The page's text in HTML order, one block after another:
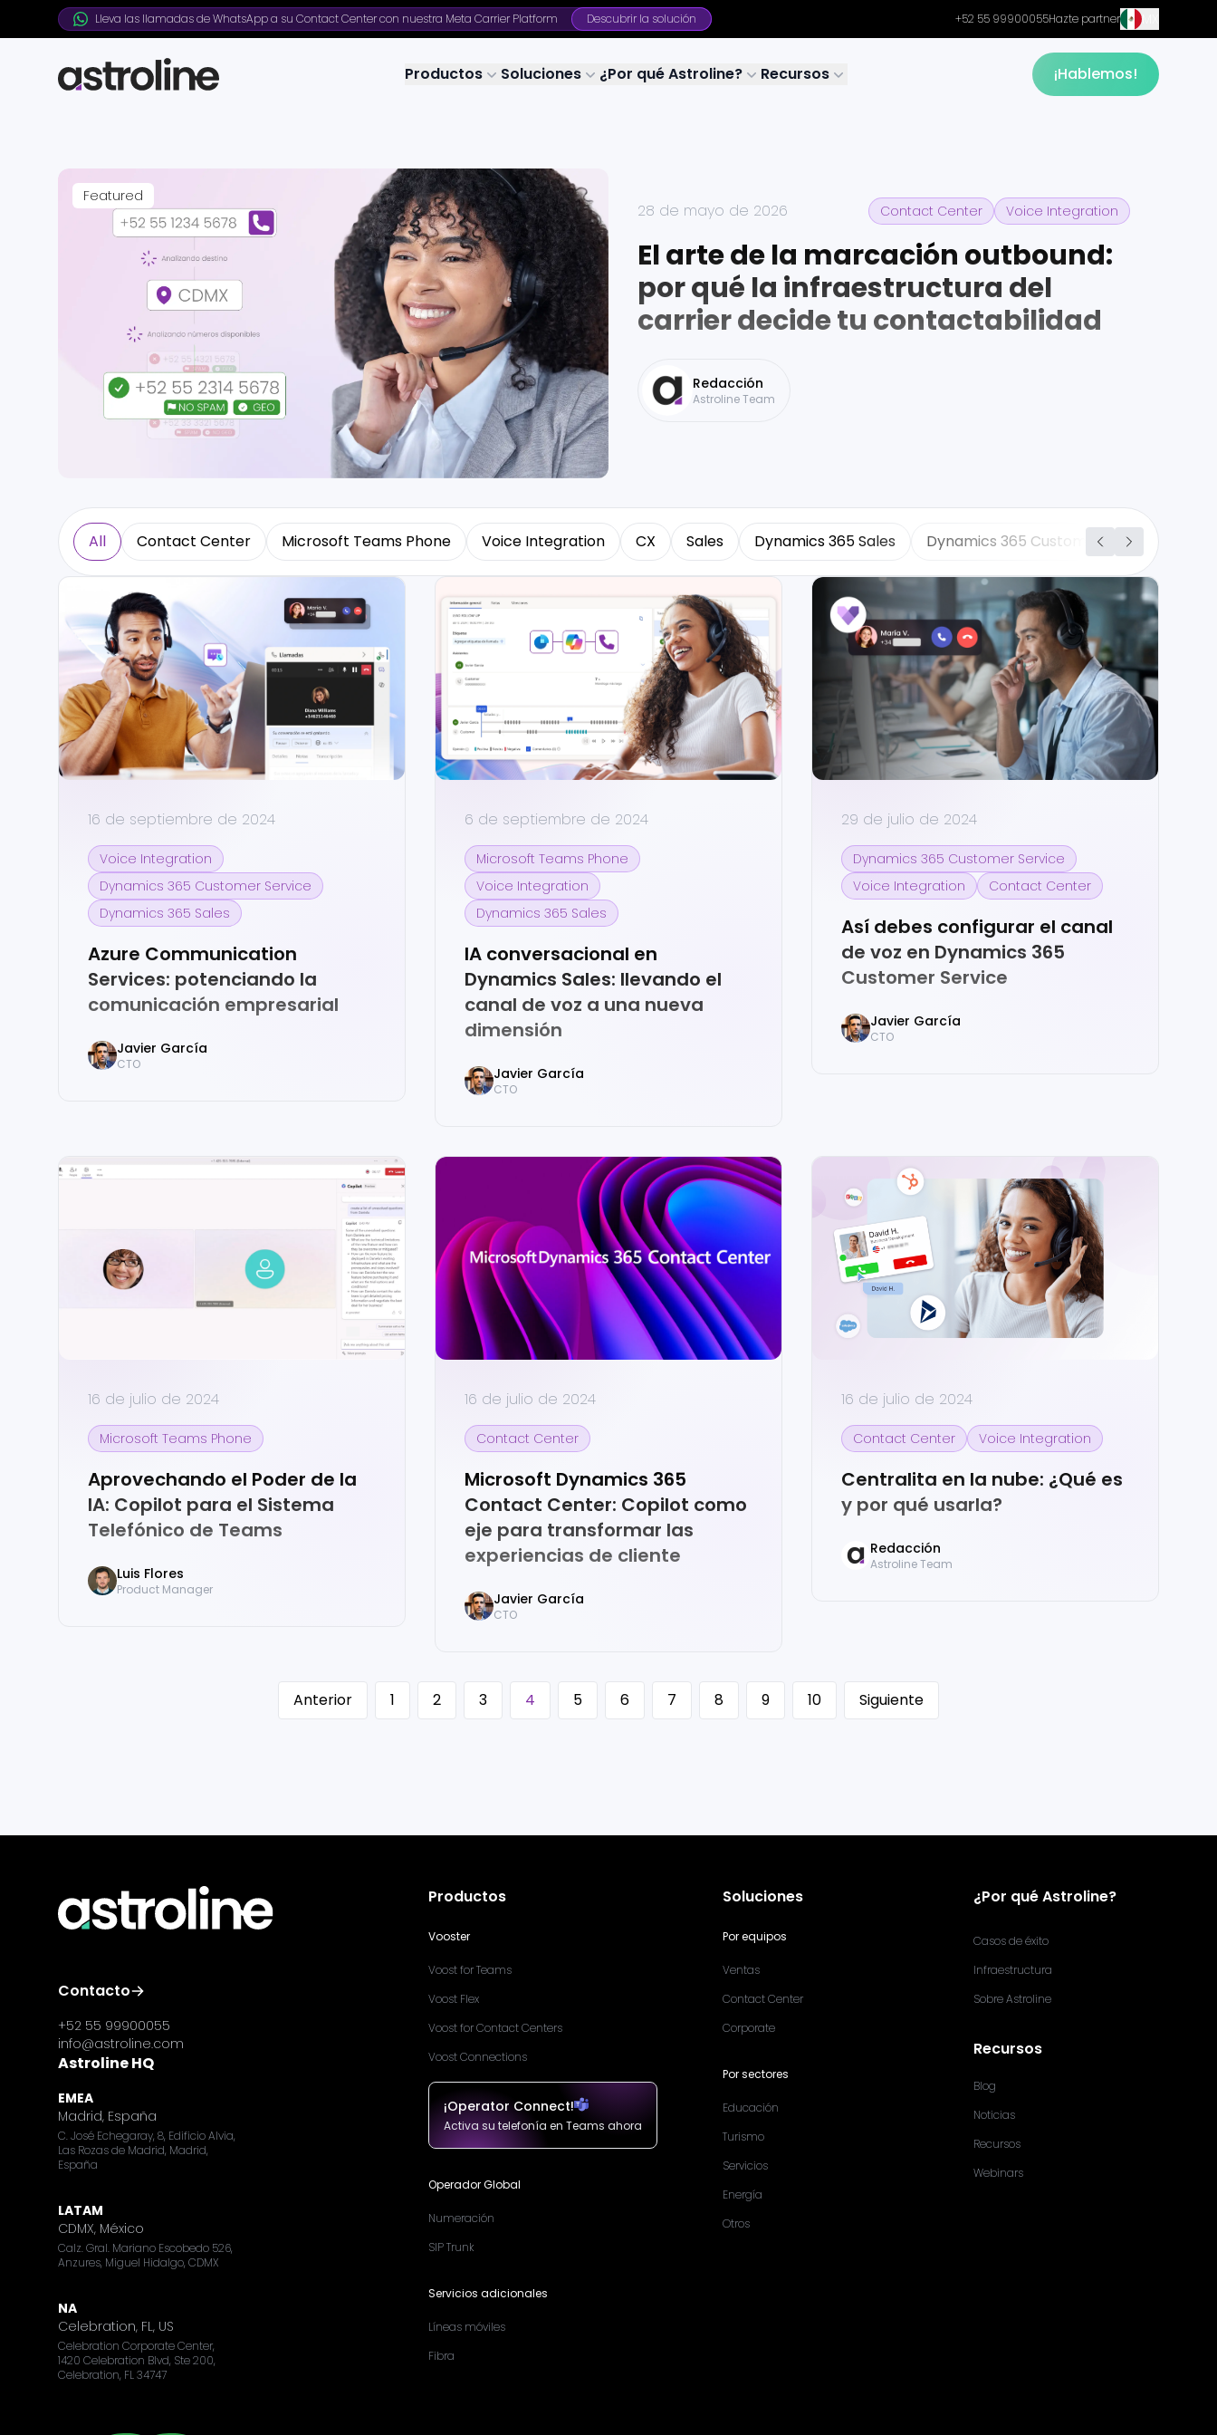
Lleva las llamadas de WhatsApp a su Contact Center con nuestra Meta Carrier Platform Descubrir la solución +52 55 99900055Hazte partner
Productos Soluciones ¿Por qué Astroline? Recursos ¡Hablemos!
28 de mayo de 2026 Contact Center Voice Integration
El arte de la marcación outbound:
por qué la infraestructura del
carrier decide tu contactabilidad
Redacción
Astroline Team
Featured
All Contact Center Microsoft Teams Phone Voice Integration CX Sales Dynamics 365 Sales Dynamics 365 Customer Service
16 de septiembre de 2024
Voice Integration
Dynamics 365 Customer Service
Dynamics 365 Sales
Azure Communication
Services: potenciando la
comunicación empresarial
Javier García
CTO
6 de septiembre de 2024
Microsoft Teams Phone
Voice Integration
Dynamics 365 Sales
IA conversacional en
Dynamics Sales: llevando el
canal de voz a una nueva
dimensión
Javier García
CTO
29 de julio de 2024
Dynamics 365 Customer Service
Voice Integration
Contact Center
Así debes configurar el canal
de voz en Dynamics 365
Customer Service
Javier García
CTO
16 de julio de 2024
Microsoft Teams Phone
Aprovechando el Poder de la
IA: Copilot para el Sistema
Telefónico de Teams
Luis Flores
Product Manager
16 de julio de 2024
Contact Center
Microsoft Dynamics 365
Contact Center: Copilot como
eje para transformar las
experiencias de cliente
Javier García
CTO
16 de julio de 2024
Contact Center Voice Integration
Centralita en la nube: ¿Qué es
y por qué usarla?
Redacción
Astroline Team
Anterior 1 2 3 4 5 6 7 8 9 10 Siguiente
Contacto
+52 55 99900055
info@astroline.com
Astroline HQ
EMEA
Madrid, España
C. José Echegaray, 8, Edificio Alvia,
Las Rozas de Madrid, Madrid,
España
LATAM
CDMX, México
Calz. Gral. Mariano Escobedo 526,
Anzures, Miguel Hidalgo, CDMX
NA
Celebration, FL, US
Celebration Corporate Center,
1420 Celebration Blvd, Ste 200,
Celebration, FL 34747
Productos
Vooster
Voost for Teams
Voost Flex
Voost for Contact Centers
Voost Connections
¡Operator Connect!
Activa su telefonía en Teams ahora
Operador Global
Numeración
SIP Trunk
Servicios adicionales
Líneas móviles
Fibra
Soluciones
Por equipos
Ventas
Contact Center
Corporate
Por sectores
Educación
Turismo
Servicios
Energía
Otros
¿Por qué Astroline?
Casos de éxito
Infraestructura
Sobre Astroline
Recursos
Blog
Noticias
Recursos
Webinars